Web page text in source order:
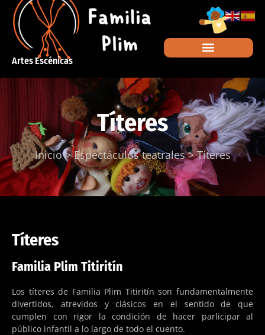
Artes Escénicas
Títeres
Inicio>Espectáculos teatrales>Títeres
Títeres
Familia Plim Titiritín
Los títeres de Familia Plim Titiritín son fundamentalmente
divertidos, atrevidos y clásicos en el sentido de que
cumplen con rigor la condición de hacer parlicipar al
público infantil a lo largo de todo el cuento.